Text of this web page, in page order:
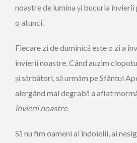
noastre de lumina și bucuria
o atunci.
Fiecare zi de duminică este o zi a
învierii noastre. Când auzim
și sărbători, să urmăm pe Sfântul
alergând mai degrabă a aflat
învierii noastre.
Să nu fim oameni ai îndoielii, ai